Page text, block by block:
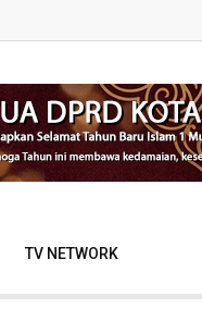
TV NETWORK